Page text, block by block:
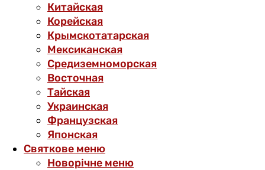
Китайская
Корейская
Крымскотатарская
Мексиканская
Средиземноморская
Восточная
Тайская
Украинская
Французская
Японская
Святкове меню
Новорічне меню